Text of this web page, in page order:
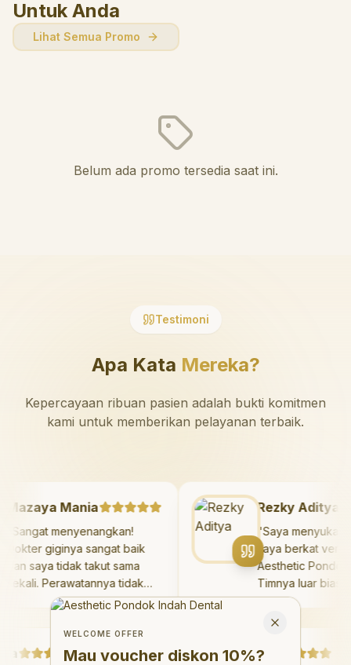
Untuk Anda
Lihat Semua Promo
Belum ada promo tersedia saat ini.
Testimoni
Apa Kata Mereka?
Kepercayaan ribuan pasien adalah bukti komitmen
kami untuk memberikan pelayanan terbaik.
Mazaya Mania
"Sangat menyenangkan!
Dokter giginya sangat baik
dan saya tidak takut sama
sekali. Perawatannya tidak
sakit, dan saya bisa bermain
Saya suka pergi ke dokter
gigi sekarang! "
Rezky
"Saya
saya berkat
Aesthetic
Timnya luar
hasilnya
saya. Saya
"
Debby Sahertian
Welcome Offer
Mau voucher diskon <strong>10%</strong>?
WELCOME OFFER
Mau voucher diskon 10%?
Close